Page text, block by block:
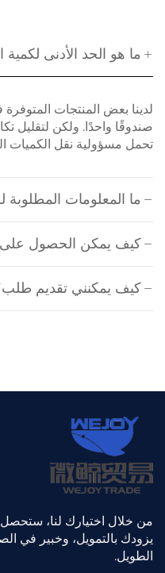
ما هو الحد الأدنى
لدينا بعض المنتجات
صندوقًا واحدًا. ولكن لتقليل
تحمل مسؤولية نقل الكميات
ما المعلومات
كيف يمكن الحصول على
كيف يمكنني تقديم
من خلال اختيارك لنا،
يزودك بالتمويل، وخبير في
الطويل.